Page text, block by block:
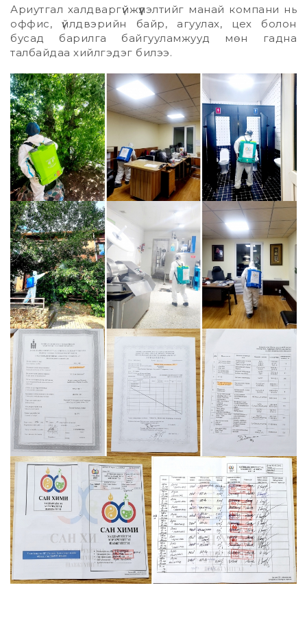
Ариутгал халдваргүйжүүлэлтийг манай компани нь
оффис, үйлдвэрийн байр, агуулах, цех болон
бусад барилга байгууламжууд мөн гадна
талбайдаа хийлгэдэг билээ.